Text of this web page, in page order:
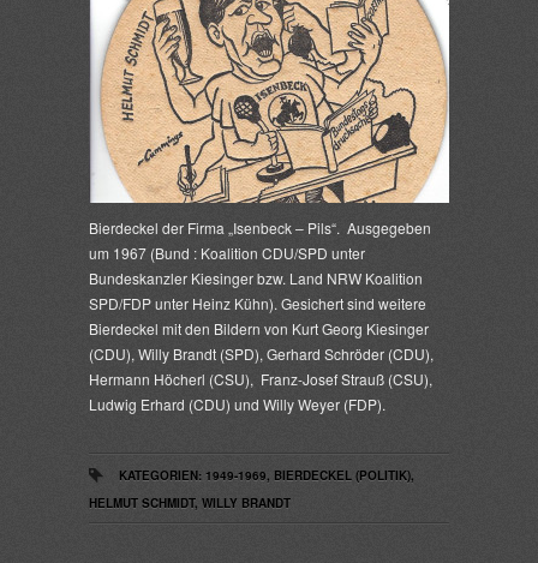
Bierdeckel der Firma „Isenbeck – Pils“. Ausgegeben
um 1967 (Bund : Koalition CDU/SPD unter
Bundeskanzler Kiesinger bzw. Land NRW Koalition
SPD/FDP unter Heinz Kühn). Gesichert sind weitere
Bierdeckel mit den Bildern von Kurt Georg Kiesinger
(CDU), Willy Brandt (SPD), Gerhard Schröder (CDU),
Hermann Höcherl (CSU), Franz-Josef Strauß (CSU),
Ludwig Erhard (CDU) und Willy Weyer (FDP).
KATEGORIEN: 1949-1969, BIERDECKEL (POLITIK),
HELMUT SCHMIDT, WILLY BRANDT